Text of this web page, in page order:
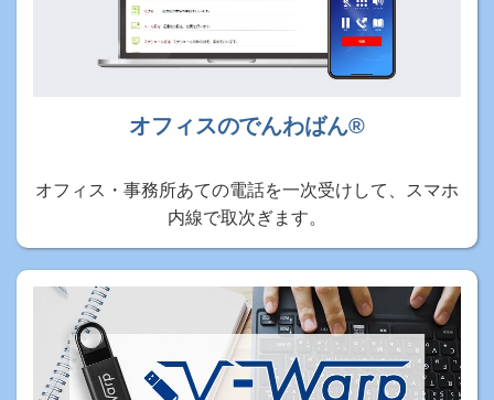
オフィスのでんわばん®
オフィス・事務所あての電話を一次受けして、スマホ
内線で取次ぎます。